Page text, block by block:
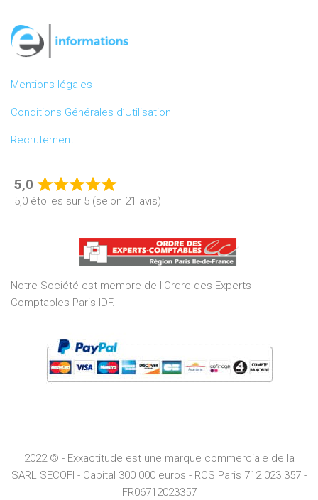
Mentions légales
Conditions Générales d’Utilisation
Recrutement
5,0
Rated
of
5
5,0 étoiles sur 5 (selon 21 avis)
Notre Société est membre de l’Ordre des Experts-
Comptables Paris IDF.
2022 © - Exxactitude est une marque commerciale de la
SARL SECOFI - Capital 300 000 euros - RCS Paris 712 023 357 -
FR06712023357